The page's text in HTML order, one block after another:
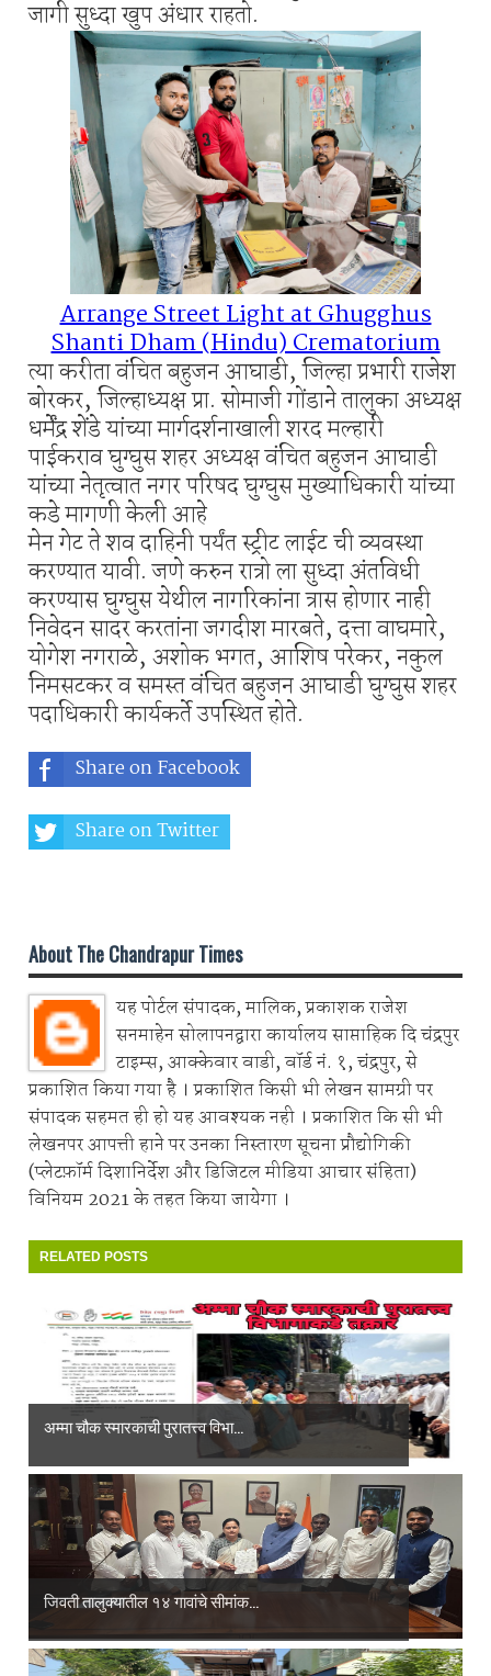
जागी सुध्दा खुप अंधार राहतो.
Arrange Street Light at Ghugghus
Shanti Dham (Hindu) Crematorium
त्या करीता वंचित बहुजन आघाडी, जिल्हा प्रभारी राजेश
बोरकर, जिल्हाध्यक्ष प्रा. सोमाजी गोंडाने तालुका अध्यक्ष
धर्मेंद्र शेंडे यांच्या मार्गदर्शनाखाली शरद मल्हारी
पाईकराव घुग्घुस शहर अध्यक्ष वंचित बहुजन आघाडी
यांच्या नेतृत्वात नगर परिषद घुग्घुस मुख्याधिकारी यांच्या
कडे मागणी केली आहे
मेन गेट ते शव दाहिनी पर्यंत स्ट्रीट लाईट ची व्यवस्था
करण्यात यावी. जणे करुन रात्रो ला सुध्दा अंतविधी
करण्यास घुग्घुस येथील नागरिकांना त्रास होणार नाही
निवेदन सादर करतांना जगदीश मारबते, दत्ता वाघमारे,
योगेश नगराळे, अशोक भगत, आशिष परेकर, नकुल
निमसटकर व समस्त वंचित बहुजन आघाडी घुग्घुस शहर
पदाधिकारी कार्यकर्ते उपस्थित होते.
Share on Facebook
Share on Twitter
About The Chandrapur Times
यह पोर्टल संपादक, मालिक, प्रकाशक राजेश
सनमाहेन सोलापनद्वारा कार्यालय साप्ताहिक दि चंद्रपुर
टाइम्स, आक्केवार वाडी, वॉर्ड नं. १, चंद्रपुर, से
प्रकाशित किया गया है । प्रकाशित किसी भी लेखन सामग्री पर
संपादक सहमत ही हो यह आवश्यक नही । प्रकाशित कि सी भी
लेखनपर आपत्ती हाने पर उनका निस्तारण सूचना प्रौद्योगिकी
(प्लेटफ़ॉर्म दिशानिर्देश और डिजिटल मीडिया आचार संहिता)
विनियम 2021 के तहत किया जायेगा ।
RELATED POSTS
अम्मा चौक स्मारकाची पुरातत्त्व विभा...
जिवती तालुक्यातील १४ गावांचे सीमांक...